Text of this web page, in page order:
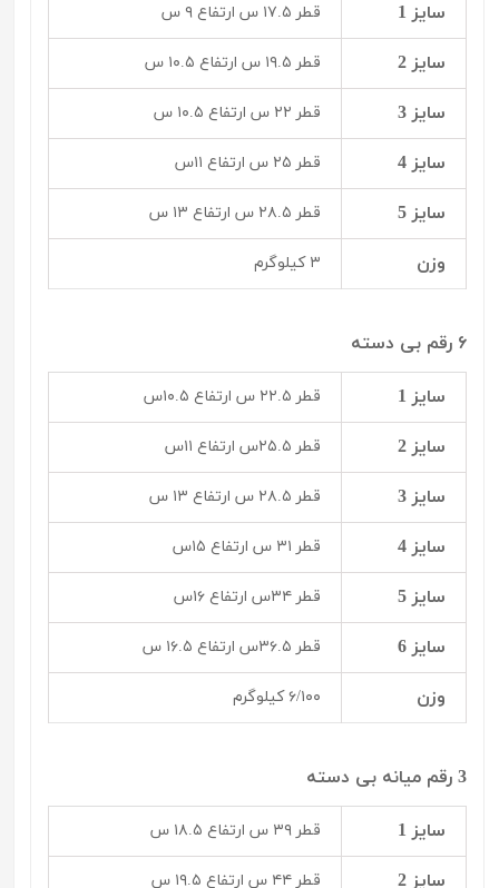
سایز 1 قطر ۱۷.۵ س ارتفاع ۹ س
سایز 2 قطر ۱۹.۵ س ارتفاع ۱۰.۵ س
سایز 3 قطر ۲۲ س ارتفاع ۱۰.۵ س
سایز 4 قطر ۲۵ س ارتفاع ۱۱س
سایز 5 قطر ۲۸.۵ س ارتفاع ۱۳ س
وزن ۳ کیلوگرم
۶ رقم بی دسته
سایز 1 قطر ۲۲.۵ س ارتفاع ۱۰.۵س
سایز 2 قطر ۲۵.۵س ارتفاع ۱۱س
سایز 3 قطر ۲۸.۵ س ارتفاع ۱۳ س
سایز 4 قطر ۳۱ س ارتفاع ۱۵س
سایز 5 قطر ۳۴س ارتفاع ۱۶س
سایز 6 قطر ۳۶.۵س ارتفاع ۱۶.۵ س
وزن ۶/۱۰۰ کیلوگرم
3 رقم میانه بی دسته
سایز 1 قطر ۳۹ س ارتفاع ۱۸.۵ س
سایز 2 قطر ۴۴ س ارتفاع ۱۹.۵ س